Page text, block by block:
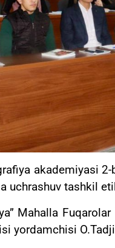
akademiyasi
uchrashuv tashkil
Mahalla
yordamchisi